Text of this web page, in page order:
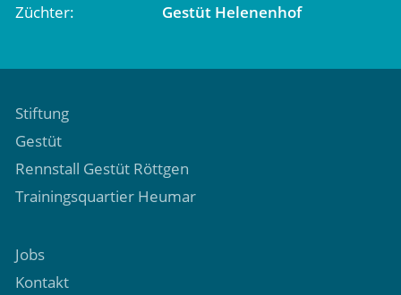
Züchter
Gestüt Helenenhof
Stiftung
Gestüt
Rennstall Gestüt Röttgen
Trainingsquartier Heumar
Jobs
Kontakt